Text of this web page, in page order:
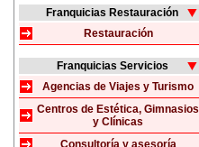
Franquicias Restauración
Restauración
Franquicias Servicios
Agencias de Viajes y Turismo
Centros de Estética, Gimnasios
y Clínicas
Consultoría y asesoría